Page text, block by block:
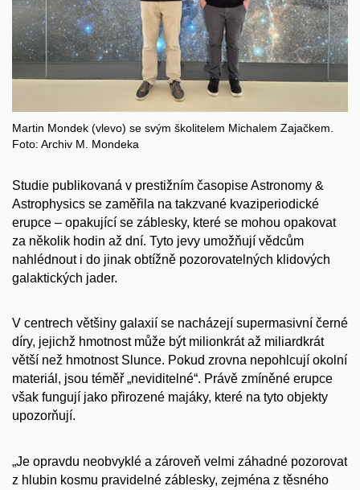
Martin Mondek (vlevo) se svým školitelem Michalem Zajačkem.
Foto: Archiv M. Mondeka
Studie publikovaná v prestižním časopise Astronomy &
Astrophysics se zaměřila na takzvané kvaziperiodické
erupce – opakující se záblesky, které se mohou opakovat
za několik hodin až dní. Tyto jevy umožňují vědcům
nahlédnout i do jinak obtížně pozorovatelných klidových
galaktických jader.
V centrech většiny galaxií se nacházejí supermasivní černé
díry, jejichž hmotnost může být milionkrát až miliardkrát
větší než hmotnost Slunce. Pokud zrovna nepohlcují okolní
materiál, jsou téměř „neviditelné“. Právě zmíněné erupce
však fungují jako přirozené majáky, které na tyto objekty
upozorňují.
„Je opravdu neobvyklé a zároveň velmi záhadné pozorovat
z hlubin kosmu pravidelné záblesky, zejména z těsného